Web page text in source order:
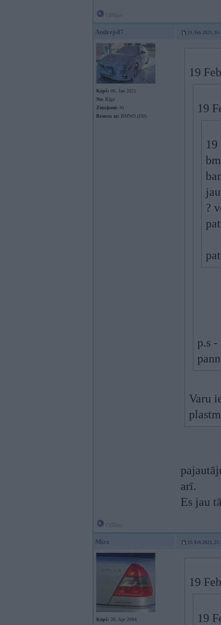
Andrejs87 19. Feb 2021,
Kopš: 06. Jan 2021
No: Rīga
Ziņojumi: 41
Braucu ar: BMW3 (f30)
19
19
?
p.s -
Varu
arī.
Es jau
Mizx 19. Feb 2021,
Kopš: 26. Apr 2004
19
19